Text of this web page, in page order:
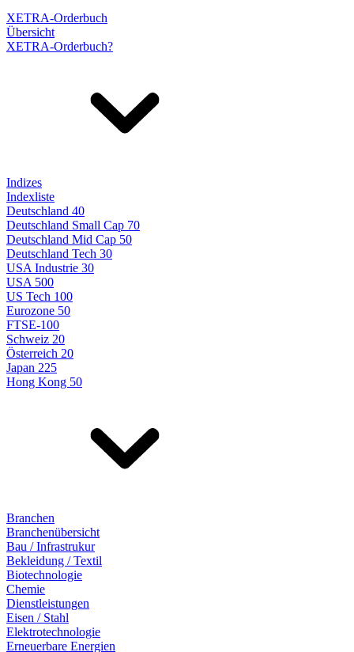
XETRA-Orderbuch
Übersicht
XETRA-Orderbuch?
Indizes
Indexliste
Deutschland 40
Deutschland Small Cap 70
Deutschland Mid Cap 50
Deutschland Tech 30
USA Industrie 30
USA 500
US Tech 100
Eurozone 50
FTSE-100
Schweiz 20
Österreich 20
Japan 225
Hong Kong 50
Branchen
Branchenübersicht
Bau / Infrastrukur
Bekleidung / Textil
Biotechnologie
Chemie
Dienstleistungen
Eisen / Stahl
Elektrotechnologie
Erneuerbare Energien